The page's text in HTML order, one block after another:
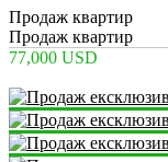
Продаж квартир
Продаж квартир
77,000 USD